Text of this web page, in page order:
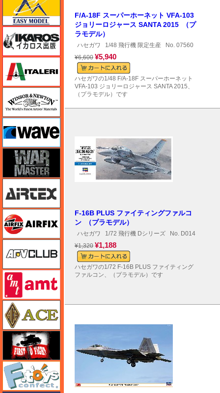
F/A-18F スーパーホーネット VFA-103
ジョリーロジャース SANTA 2015 （プ
ラモデル）
ハセガワ 1/48 飛行機 限定生産 No. 07560
¥6,600 ¥5,940
ハセガワの1/48 F/A-18F スーパーホーネット
VFA-103 ジョリーロジャース SANTA 2015、
（プラモデル）です
F-16B PLUS ファイティングファルコ
ン （プラモデル）
ハセガワ 1/72 飛行機 Dシリーズ No. D014
¥1,320 ¥1,188
ハセガワの1/72 F-16B PLUS ファイティング
ファルコン、（プラモデル）です
イカロス出版
イタレリ
ウインザー＆ニュートン
ウォーマスターズ
エアフィックス
AFVクラブ
エース